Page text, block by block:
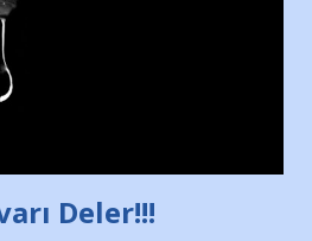
Nesrin, Adana Demirspor’un 4
havuza. 1973 – 1975
Yüzüyor. 7 yaşında girdiği
mar...
Deler!!!